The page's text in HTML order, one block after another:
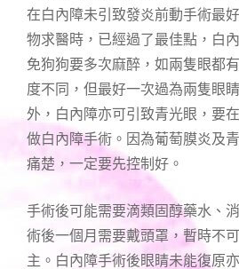
在白內障未引致發炎前動手術最
物求醫時，已經過了最佳點，白
免狗狗要多次麻醉，如兩隻眼都
度不同，但最好一次過為兩隻眼
外，白內障亦可引致青光眼，要
做白內障手術。因為葡萄膜炎及
痛楚，一定要先控制好。
手術後可能需要滴類固醇藥水、
術後一個月需要戴頭罩，暫時不
主。白內障手術後眼睛未能復原